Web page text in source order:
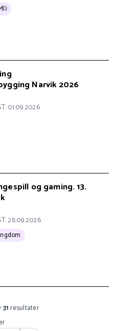
Narvik 2026
01.09.2026
og gaming. 13.
28.09.2026
31 resultater